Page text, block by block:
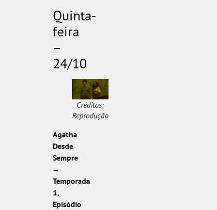
Quinta-
feira
–
24/10
Créditos:
Reprodução
Agatha
Desde
Sempre
—
Temporada
1,
Episódio